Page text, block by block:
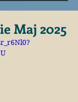
Maj 2025